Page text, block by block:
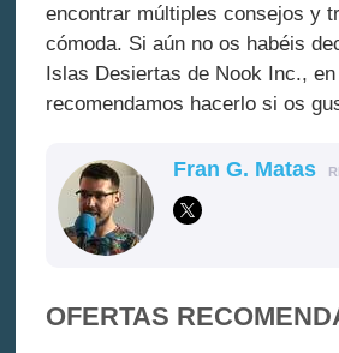
encontrar múltiples consejos y
cómoda. Si aún no os habéis
Islas Desiertas de Nook Inc., en
recomendamos hacerlo si os
Fran G. Matas
OFERTAS